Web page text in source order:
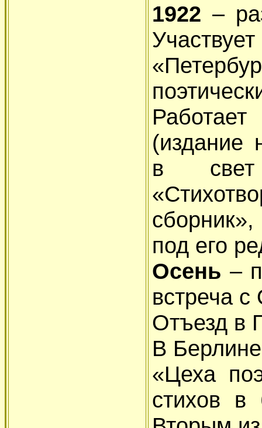
1922 –
(издание
в
под его
Осень –
встреча
Отъезд в
В
«Цеха
стихов в